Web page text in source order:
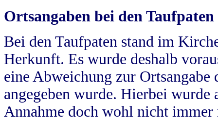
Ortsangaben bei den Taufpaten
Bei den Taufpaten stand im
Herkunft. Es wurde deshalb
eine Abweichung zur
angegeben wurde. Hierbei wurde
Annahme doch wohl nicht